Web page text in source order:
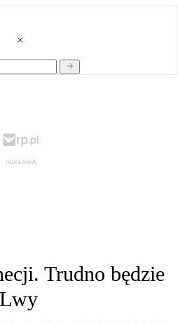
Trudno będzie